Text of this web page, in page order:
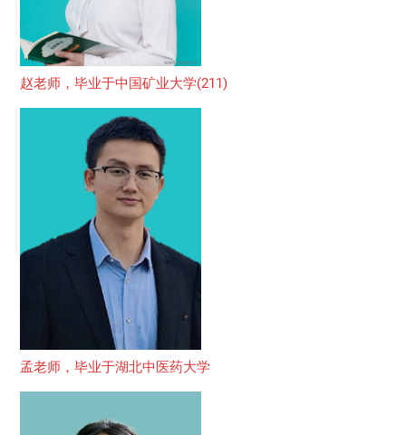
赵老师，毕业于中国矿业大学(211)
孟老师，毕业于湖北中医药大学